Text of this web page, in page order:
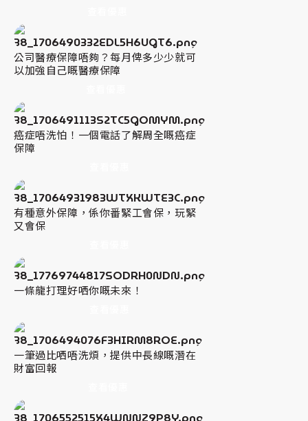
公司醫療保障唔夠？每月俾多少少就可
以加強自己嘅醫療保障
癌症唔洗怕！一個電話了解周全嘅癌症
保障
有種意外保障，係你番緊工會保，玩緊
又會保
一條龍打理好哂你嘅未來！
一筆過比哂唔洗煩，提供中長線嘅潛在
財富回報